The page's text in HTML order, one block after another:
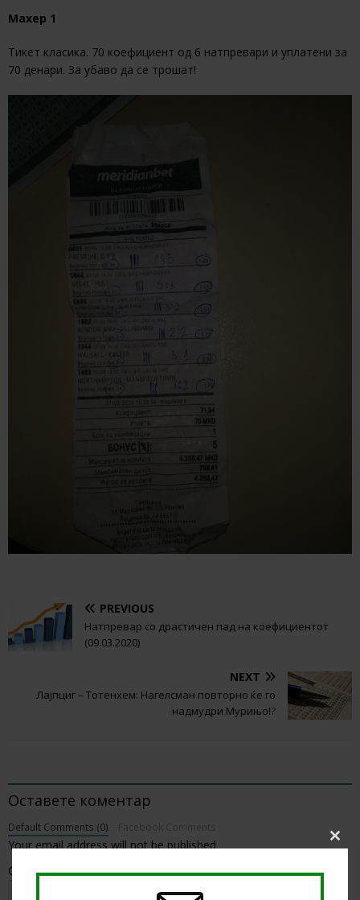
Махер 1
Тикет класика. 70 коефициент од 6 натпревари и уплатени за
70 денари. За убаво да се трошат!
PREVIOUS
Натпревар со драстичен пад на коефициентот
(09.03.2020)
NEXT
Лајпциг – Тотенхем: Нагелсман повторно ќе го
надмудри Мурињо!?
Оставете коментар
Default Comments (0)
Your email address will not be published.
Comment
Close